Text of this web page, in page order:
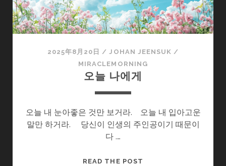
2025年8月20日 /JOHAN JEENSUK /
MIRACLEMORNING
오늘 나에게
오늘 내 눈아좋은 것만 보거라. 오늘 내 입아고운
말만 하거라. 당신이 인생의 주인공이기 때문이
다 .…
READ THE POST